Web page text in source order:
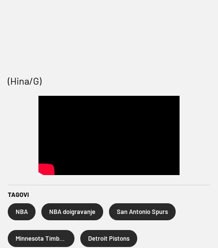
(Hina/G)
TAGOVI
NBA NBA doigravanje San Antonio Spurs
Detroit Pistons